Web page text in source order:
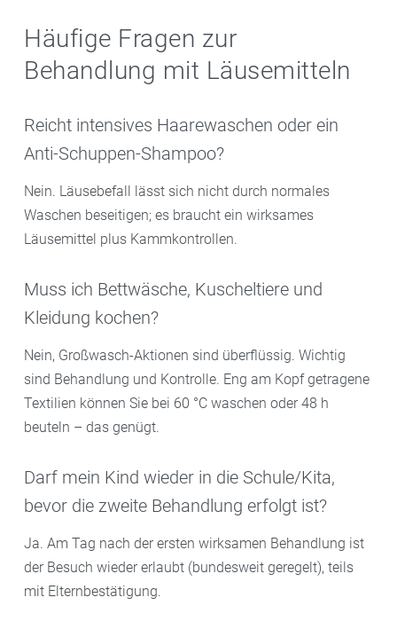
Häufige Fragen zur
Behandlung mit Läusemitteln
Reicht intensives Haarewaschen oder ein
Anti-Schuppen-Shampoo?
Nein. Läusebefall lässt sich nicht durch normales
Waschen beseitigen; es braucht ein wirksames
Läusemittel plus Kammkontrollen.
Muss ich Bettwäsche, Kuscheltiere und
Kleidung kochen?
Nein, Großwasch-Aktionen sind überflüssig. Wichtig
sind Behandlung und Kontrolle. Eng am Kopf getragene
Textilien können Sie bei 60 °C waschen oder 48 h
beuteln – das genügt.
Darf mein Kind wieder in die Schule/Kita,
bevor die zweite Behandlung erfolgt ist?
Ja. Am Tag nach der ersten wirksamen Behandlung ist
der Besuch wieder erlaubt (bundesweit geregelt), teils
mit Elternbestätigung.